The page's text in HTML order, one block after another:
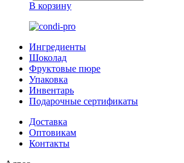
В корзину
Ингредиенты
Шоколад
Фруктовые пюре
Упаковка
Инвентарь
Подарочные сертификаты
Доставка
Оптовикам
Контакты